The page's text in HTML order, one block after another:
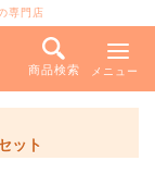
専門店
商品検索 メニュー
ット